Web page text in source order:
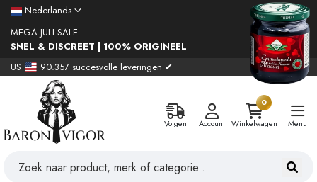
Nederlands
MEGA JULI SALE
SNEL & DISCREET | 100% ORIGINEEL
US
90.357 succesvolle leveringen ✔
Volgen Account
0
Winkelwagen
Menu